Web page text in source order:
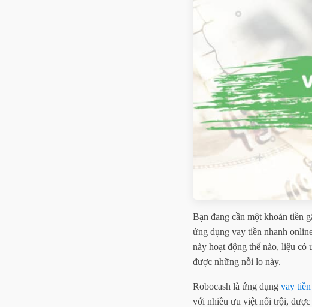
Bạn đang cần một khoản tiền
ứng dụng vay tiền nhanh
này hoạt động thế nào, liệu
được những nỗi lo này.
Robocash là ứng dụng vay
với nhiều ưu việt nổi trội, được